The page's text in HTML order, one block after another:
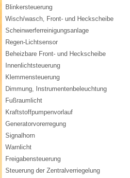
Blinkersteuerung
Wisch/wasch, Front- und Heckscheibe
Scheinwerferreinigungsanlage
Regen-Lichtsensor
Beheizbare Front- und Heckscheibe
Innenlichtsteuerung
Klemmensteuerung
Dimmung, Instrumentenbeleuchtung
Fußraumlicht
Kraftstoffpumpenvorlauf
Generatorvorerregung
Signalhorn
Warnlicht
Freigabensteuerung
Steuerung der Zentralverriegelung